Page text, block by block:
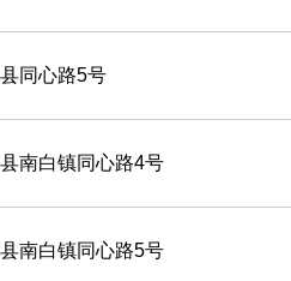
同心路5号
南白镇同心路4号
南白镇同心路5号